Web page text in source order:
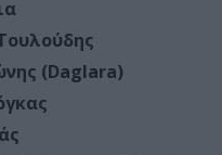
(Daglara)